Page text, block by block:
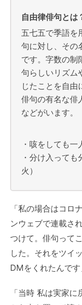
自由律俳句とは
五七五で季語を
句に対し、その
です。字数の制
句らしいリズム
じたことを自由
俳句の有名な俳
などがいます。
・咳をしても一
・分け入って
火）
「私の場合はコロ
ンウェブで連載さ
つけて。俳句って
した。それをツイ
DMをくれたんです
「当時 私は実家